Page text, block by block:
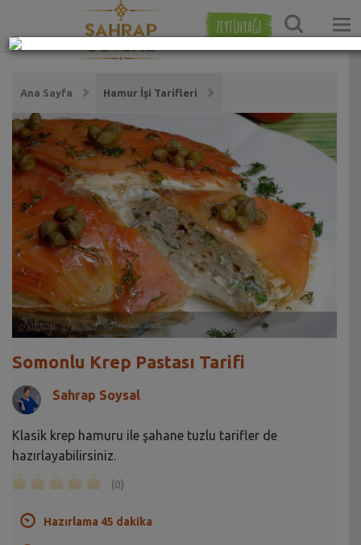
ZEYTİNYAĞI
Ana Sayfa Hamur İşi Tarifleri
Somonlu Krep Pastası Tarifi
Sahrap Soysal
Klasik krep hamuru ile şahane tuzlu tarifler de
hazırlayabilirsiniz.
(0)
Hazırlama 45 dakika